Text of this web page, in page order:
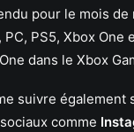
pour le mois de
PS5, Xbox One
dans le Xbox
suivre également
comme